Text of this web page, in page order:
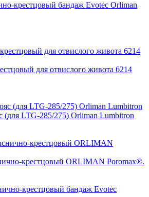
крестцовый бандаж Evotec Orliman
для отвислого живота 6214
(для LTG-285/275) Orliman Lumbitron
крестцовый ORLIMAN Poromax®.